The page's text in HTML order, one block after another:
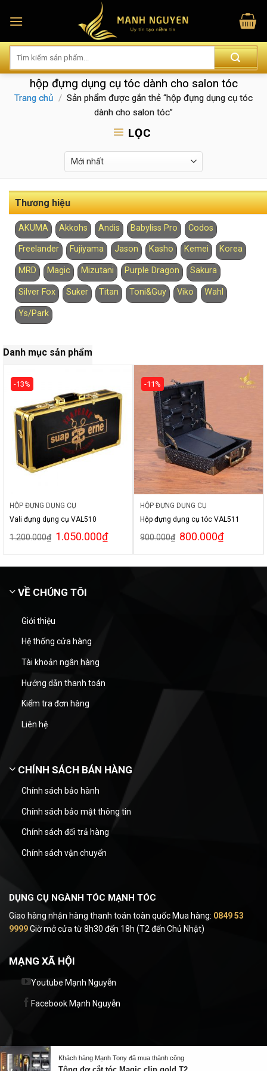
hộp đựng dụng cụ tóc dành cho salon tóc
Trang chủ / Sản phẩm được gắn thẻ “hộp đựng dụng cụ tóc
dành cho salon tóc”
LỌC
Thương hiệu
AKUMA Akkohs Andis Babyliss Pro Codos
Freelander Fujiyama Jason Kasho Kemei Korea
MRD Magic Mizutani Purple Dragon Sakura
Silver Fox Suker Titan Toni&Guy Viko Wahl
Ys/Park
Danh mục sản phẩm
-13%
HỘP ĐỰNG DỤNG CỤ
Vali đựng dụng cụ VAL510
1.200.000₫ 1.050.000₫
-11%
HỘP ĐỰNG DỤNG CỤ
Hộp đựng dụng cụ tóc VAL511
900.000₫ 800.000₫
VỀ CHÚNG TÔI
Giới thiệu
Hệ thống cửa hàng
Tài khoản ngân hàng
Hướng dẫn thanh toán
Kiểm tra đơn hàng
Liên hệ
CHÍNH SÁCH BÁN HÀNG
Chính sách bảo hành
Chính sách bảo mật thông tin
Chính sách đổi trả hàng
Chính sách vận chuyển
DỤNG CỤ NGÀNH TÓC MẠNH TÓC
Giao hàng nhận hàng thanh toán toàn quốc Mua hàng: 0849 53
9999Giờ mở cửa từ 8h30 đến 18h (T2 đến Chủ Nhật)
MẠNG XÃ HỘI
Youtube Mạnh Nguyễn
Facebook Mạnh Nguyễn
Khách hàng Mạnh Tony đã mua thành công